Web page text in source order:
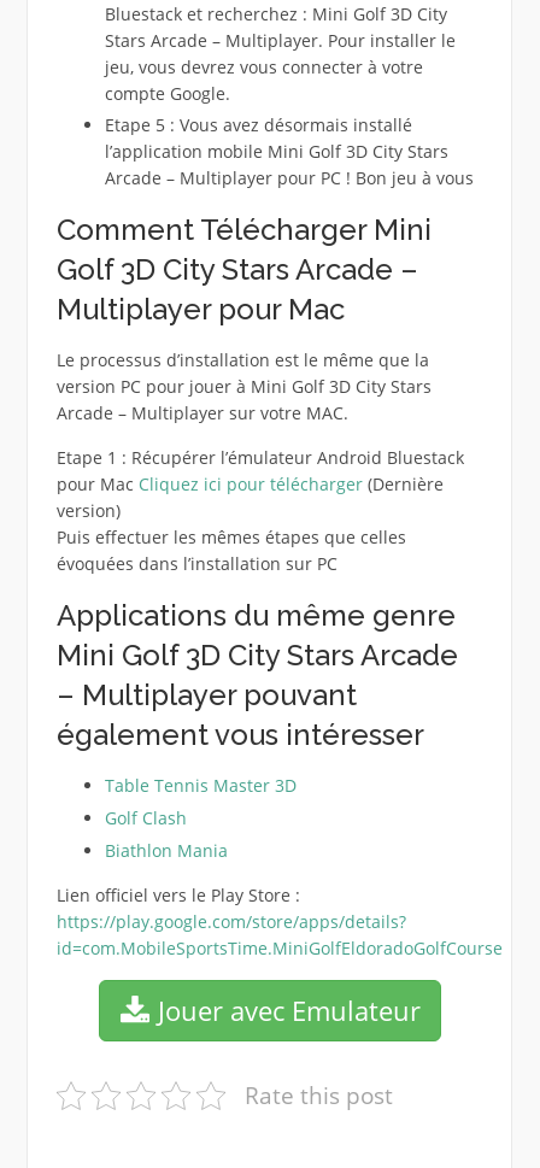
Bluestack et recherchez : Mini Golf 3D City
Stars Arcade – Multiplayer. Pour installer le
jeu, vous devrez vous connecter à votre
compte Google.
Etape 5 : Vous avez désormais installé
l’application mobile Mini Golf 3D City Stars
Arcade – Multiplayer pour PC ! Bon jeu à vous
Comment Télécharger Mini
Golf 3D City Stars Arcade –
Multiplayer pour Mac
Le processus d’installation est le même que la
version PC pour jouer à Mini Golf 3D City Stars
Arcade – Multiplayer sur votre MAC.
Etape 1 : Récupérer l’émulateur Android Bluestack
pour Mac Cliquez ici pour télécharger(Dernière
version)
Puis effectuer les mêmes étapes que celles
évoquées dans l’installation sur PC
Applications du même genre
Mini Golf 3D City Stars Arcade
– Multiplayer pouvant
également vous intéresser
Table Tennis Master 3D
Golf Clash
Biathlon Mania
Lien officiel vers le Play Store :
https://play.google.com/store/apps/details?
id=com.MobileSportsTime.MiniGolfEldoradoGolfCourse
Jouer avec Emulateur
Rate this post